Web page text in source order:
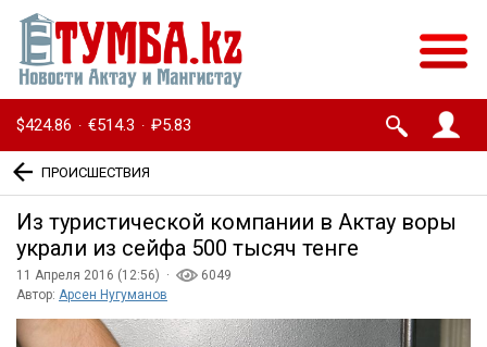
$424.86 · €514.3 · ₽5.83
ПРОИСШЕСТВИЯ
Из туристической компании в Актау воры
украли из сейфа 500 тысяч тенге
11 Апреля 2016 (12:56) ·
6049
Автор: Арсен Нугуманов